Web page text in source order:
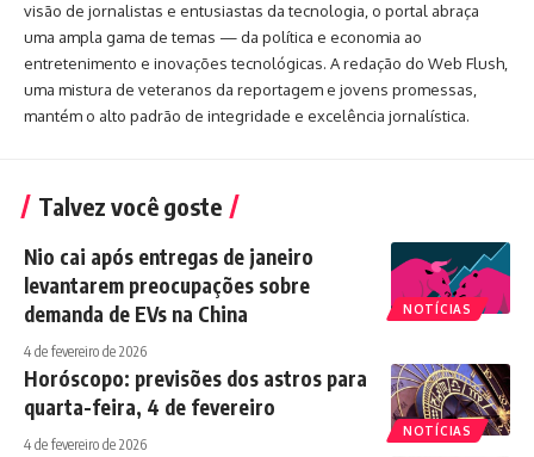
visão de jornalistas e entusiastas da tecnologia, o portal abraça
uma ampla gama de temas — da política e economia ao
entretenimento e inovações tecnológicas. A redação do Web Flush,
uma mistura de veteranos da reportagem e jovens promessas,
mantém o alto padrão de integridade e excelência jornalística.
Talvez você goste
NOTÍCIAS
Nio cai após entregas de janeiro
levantarem preocupações sobre
demanda de EVs na China
4 de fevereiro de 2026
NOTÍCIAS
Horóscopo: previsões dos astros para
quarta-feira, 4 de fevereiro
4 de fevereiro de 2026